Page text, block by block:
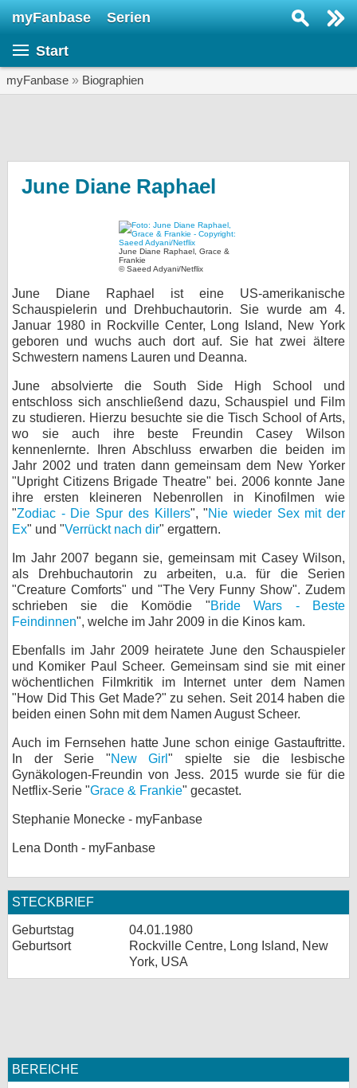
myFanbase Serien
Start
myFanbase » Biographien
June Diane Raphael
June Diane Raphael, Grace &
Frankie
© Saeed Adyani/Netflix
June Diane Raphael ist eine US-amerikanische
Schauspielerin und Drehbuchautorin. Sie wurde am 4.
Januar 1980 in Rockville Center, Long Island, New York
geboren und wuchs auch dort auf. Sie hat zwei ältere
Schwestern namens Lauren und Deanna.
June absolvierte die South Side High School und
entschloss sich anschließend dazu, Schauspiel und Film
zu studieren. Hierzu besuchte sie die Tisch School of Arts,
wo sie auch ihre beste Freundin Casey Wilson
kennenlernte. Ihren Abschluss erwarben die beiden im
Jahr 2002 und traten dann gemeinsam dem New Yorker
"Upright Citizens Brigade Theatre" bei. 2006 konnte Jane
ihre ersten kleineren Nebenrollen in Kinofilmen wie
"Zodiac - Die Spur des Killers", "Nie wieder Sex mit der
Ex" und "Verrückt nach dir" ergattern.
Im Jahr 2007 begann sie, gemeinsam mit Casey Wilson,
als Drehbuchautorin zu arbeiten, u.a. für die Serien
"Creature Comforts" und "The Very Funny Show". Zudem
schrieben sie die Komödie "Bride Wars - Beste
Feindinnen", welche im Jahr 2009 in die Kinos kam.
Ebenfalls im Jahr 2009 heiratete June den Schauspieler
und Komiker Paul Scheer. Gemeinsam sind sie mit einer
wöchentlichen Filmkritik im Internet unter dem Namen
"How Did This Get Made?" zu sehen. Seit 2014 haben die
beiden einen Sohn mit dem Namen August Scheer.
Auch im Fernsehen hatte June schon einige Gastauftritte.
In der Serie "New Girl " spielte sie die lesbische
Gynäkologen-Freundin von Jess. 2015 wurde sie für die
Netflix-Serie "Grace & Frankie" gecastet.
Stephanie Monecke - myFanbase
Lena Donth - myFanbase
STECKBRIEF
Geburtstag
04.01.1980
Geburtsort
Rockville Centre, Long Island, New
York, USA
BEREICHE
KULTUR
Specials
Gewinnspiele
Forum
bei X
bei Facebook
Kontakt
Nutzungsbedingungen
Datenschutz
Cookie-Einstellungen
Impressum
Desktop-Ansicht
myFanbase